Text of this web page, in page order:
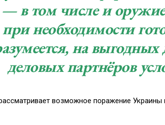
— в том числе и
при необходимости
на выгодных
деловых партнёров
возможное поражение Украины